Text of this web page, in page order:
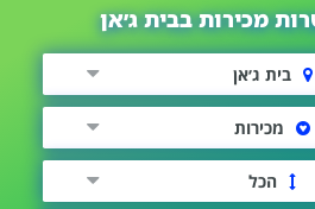
מכירות בבית ג׳אן
בית ג׳אן
מכירות
הכל